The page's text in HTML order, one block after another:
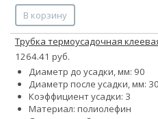
В корзину
Трубка термоусадочная
1264.41 руб.
Диаметр до усадки, мм: 90
Диаметр после усадки, мм: 30
Коэффициент усадки: 3
Материал: полиолефин